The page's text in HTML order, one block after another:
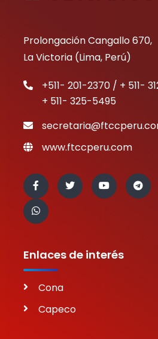
Prolongación Cangallo 670,
La Victoria (Lima, Perú)
+511- 201-2370 / + 511-
+ 511- 325-5495
www.ftccperu.com
Enlaces de interés
Cona
Capeco